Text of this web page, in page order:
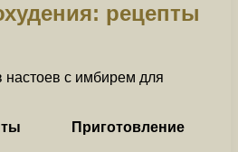
рецепты
настоев с имбирем для
Приготовление